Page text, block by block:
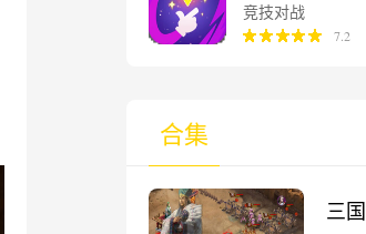
竞技对战
7.2
合集
三国